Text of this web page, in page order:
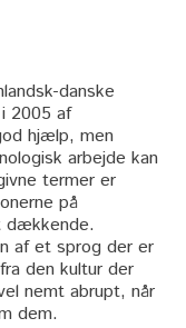
danske
2005 af
hjælp, men
arbejde kan
termer er
på
dækkende.
af et sprog der er
den kultur der
nemt abrupt, når
dem.